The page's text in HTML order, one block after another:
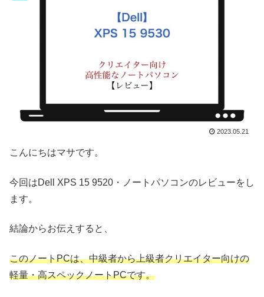
2023.05.21
こんにちはマサです。
今回はDell XPS 15 9520・ノートパソコンのレビューをし
ます。
結論からお伝えすると、
このノートPCは、中級者から上級者クリエイター向けの
軽量・高スペックノートPCです。